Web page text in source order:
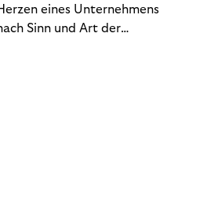
eines Unternehmens
Sinn und Art der
das so ganzheitlich ist,